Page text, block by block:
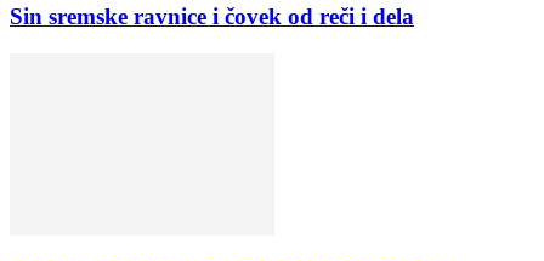
Sin sremske ravnice i čovek od reči i dela